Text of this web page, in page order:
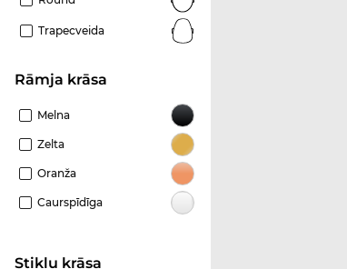
Trapecveida
Rāmja krāsa
Melna
Zelta
Oranža
Caurspīdīga
Stiklu krāsa